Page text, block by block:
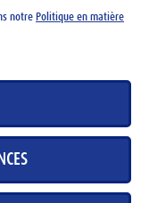
notre Politique en matière